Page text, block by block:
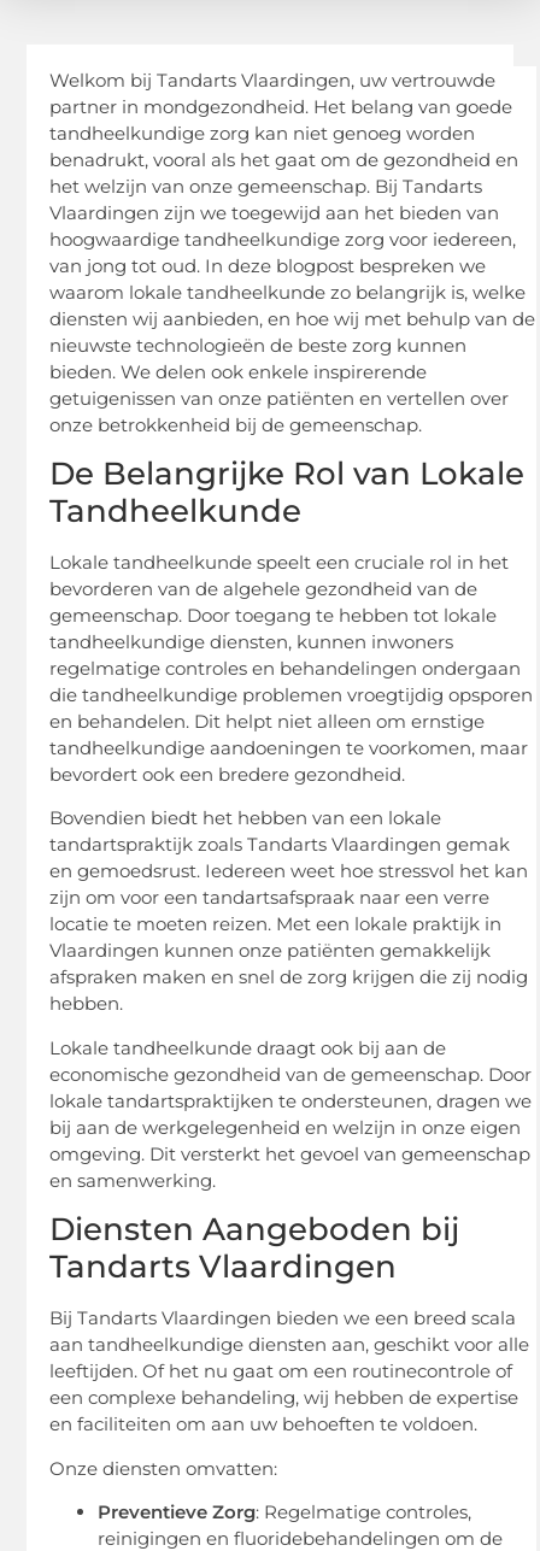
Welkom bij Tandarts Vlaardingen, uw vertrouwde
partner in mondgezondheid. Het belang van goede
tandheelkundige zorg kan niet genoeg worden
benadrukt, vooral als het gaat om de gezondheid en
het welzijn van onze gemeenschap. Bij Tandarts
Vlaardingen zijn we toegewijd aan het bieden van
hoogwaardige tandheelkundige zorg voor iedereen,
van jong tot oud. In deze blogpost bespreken we
waarom lokale tandheelkunde zo belangrijk is, welke
diensten wij aanbieden, en hoe wij met behulp van de
nieuwste technologieën de beste zorg kunnen
bieden. We delen ook enkele inspirerende
getuigenissen van onze patiënten en vertellen over
onze betrokkenheid bij de gemeenschap.
De Belangrijke Rol van Lokale
Tandheelkunde
Lokale tandheelkunde speelt een cruciale rol in het
bevorderen van de algehele gezondheid van de
gemeenschap. Door toegang te hebben tot lokale
tandheelkundige diensten, kunnen inwoners
regelmatige controles en behandelingen ondergaan
die tandheelkundige problemen vroegtijdig opsporen
en behandelen. Dit helpt niet alleen om ernstige
tandheelkundige aandoeningen te voorkomen, maar
bevordert ook een bredere gezondheid.
Bovendien biedt het hebben van een lokale
tandartspraktijk zoals Tandarts Vlaardingen gemak
en gemoedsrust. Iedereen weet hoe stressvol het kan
zijn om voor een tandartsafspraak naar een verre
locatie te moeten reizen. Met een lokale praktijk in
Vlaardingen kunnen onze patiënten gemakkelijk
afspraken maken en snel de zorg krijgen die zij nodig
hebben.
Lokale tandheelkunde draagt ook bij aan de
economische gezondheid van de gemeenschap. Door
lokale tandartspraktijken te ondersteunen, dragen we
bij aan de werkgelegenheid en welzijn in onze eigen
omgeving. Dit versterkt het gevoel van gemeenschap
en samenwerking.
Diensten Aangeboden bij
Tandarts Vlaardingen
Bij Tandarts Vlaardingen bieden we een breed scala
aan tandheelkundige diensten aan, geschikt voor alle
leeftijden. Of het nu gaat om een routinecontrole of
een complexe behandeling, wij hebben de expertise
en faciliteiten om aan uw behoeften te voldoen.
Onze diensten omvatten:
Preventieve Zorg: Regelmatige controles,
reinigingen en fluoridebehandelingen om de